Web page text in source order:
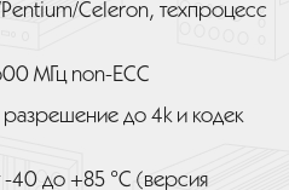
Celeron, техпроцесс
МГц non-ECC
разрешение до 4k и кодек
-40 до +85 °C (версия